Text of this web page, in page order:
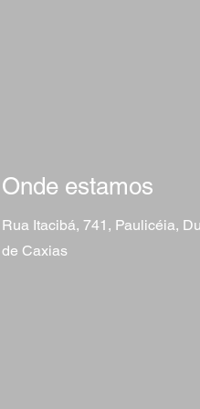
Onde estamos
Rua Itacibá, 741, Paulicéia,
de Caxias